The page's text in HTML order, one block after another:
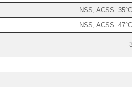
NSS, ACSS:
NSS, ACSS: